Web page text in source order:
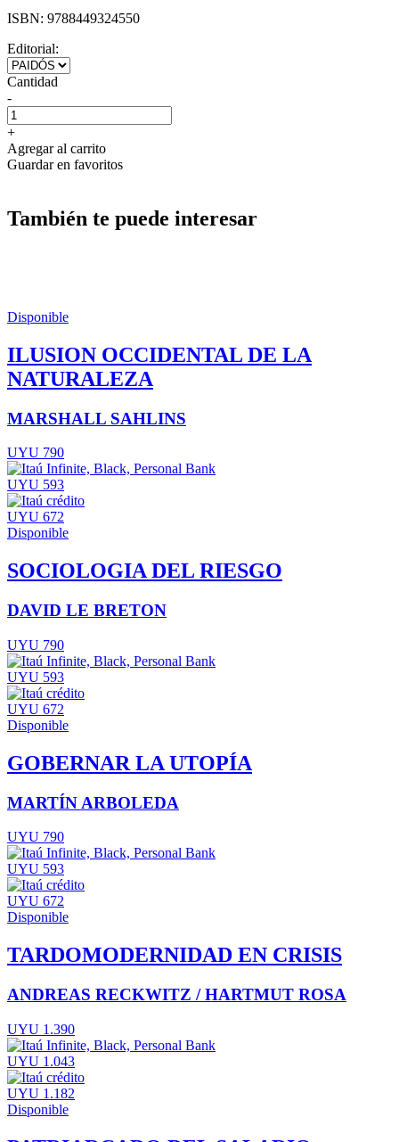
ISBN: 9788449324550
Editorial:
Cantidad
-
+
Agregar al carrito
Guardar en favoritos
También te puede interesar
Disponible
ILUSION OCCIDENTAL DE LA
NATURALEZA
MARSHALL SAHLINS
UYU 790
UYU 593
UYU 672
Disponible
SOCIOLOGIA DEL RIESGO
DAVID LE BRETON
UYU 790
UYU 593
UYU 672
Disponible
GOBERNAR LA UTOPÍA
MARTÍN ARBOLEDA
UYU 790
UYU 593
UYU 672
Disponible
TARDOMODERNIDAD EN CRISIS
ANDREAS RECKWITZ / HARTMUT ROSA
UYU 1.390
UYU 1.043
UYU 1.182
Disponible